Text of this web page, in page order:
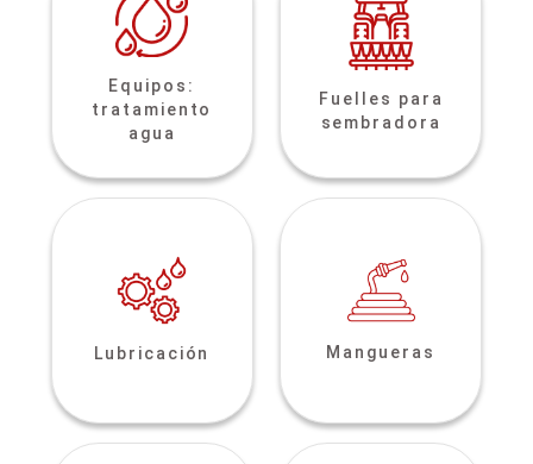
Equipos:
tratamiento
agua
Fuelles para
sembradora
Lubricación Mangueras